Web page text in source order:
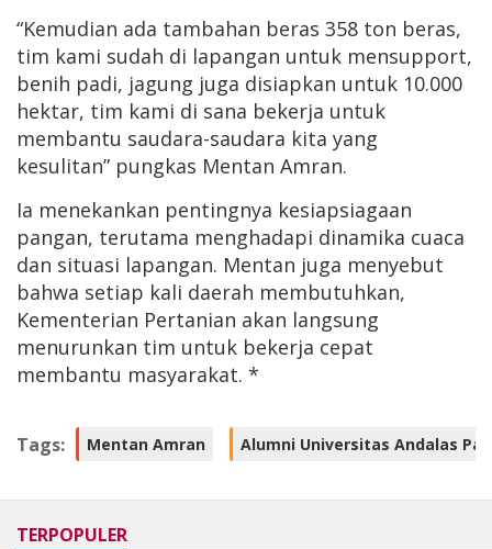
“Kemudian ada tambahan beras 358 ton beras,
tim kami sudah di lapangan untuk mensupport,
benih padi, jagung juga disiapkan untuk 10.000
hektar, tim kami di sana bekerja untuk
membantu saudara-saudara kita yang
kesulitan” pungkas Mentan Amran.
Ia menekankan pentingnya kesiapsiagaan
pangan, terutama menghadapi dinamika cuaca
dan situasi lapangan. Mentan juga menyebut
bahwa setiap kali daerah membutuhkan,
Kementerian Pertanian akan langsung
menurunkan tim untuk bekerja cepat
membantu masyarakat. *
Tags: Mentan Amran Alumni Universitas Andalas
TERPOPULER